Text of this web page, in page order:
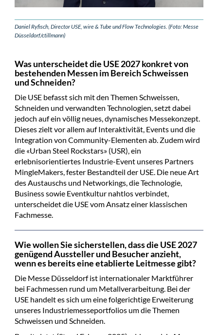
Daniel Ryfisch, Director USE, wire & Tube und Flow Technologies. (Foto: Messe
Düsseldorf/ctillmann)
Was unterscheidet die USE 2027 konkret von
bestehenden Messen im Bereich Schweissen
und Schneiden?
Die USE befasst sich mit den Themen Schweissen,
Schneiden und verwandten Technologien, setzt dabei
jedoch auf ein völlig neues, dynamisches Messekonzept.
Dieses zielt vor allem auf Interaktivität, Events und die
Integration von Community-Elementen ab. Zudem wird
die «Urban Steel Rockstars» (USR), ein
erlebnisorientiertes Industrie-Event unseres Partners
MingleMakers, fester Bestandteil der USE. Die neue Art
des Austauschs und Networkings, die Technologie,
Business sowie Eventkultur nahtlos verbindet,
unterscheidet die USE vom Ansatz einer klassischen
Fachmesse.
Wie wollen Sie sicherstellen, dass die USE 2027
genügend Aussteller und Besucher anzieht,
wenn es bereits eine etablierte Leitmesse gibt?
Die Messe Düsseldorf ist internationaler Marktführer
bei Fachmessen rund um Metallverarbeitung. Bei der
USE handelt es sich um eine folgerichtige Erweiterung
unseres Industriemesseportfolios um die Themen
Schweissen und Schneiden.